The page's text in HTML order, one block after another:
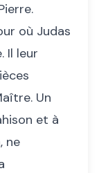
où Judas
Il leur
Un
et à
ne